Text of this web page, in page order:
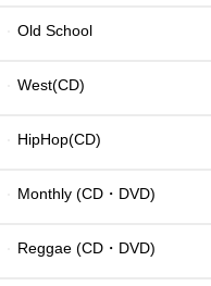
Old School
West(CD)
HipHop(CD)
Monthly (CD・DVD)
Reggae (CD・DVD)